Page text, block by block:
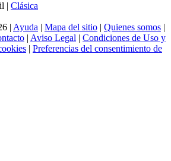
| Clásica
| Ayuda | Mapa del sitio | Quienes somos |
| Aviso Legal | Condiciones de Uso y
| Preferencias del consentimiento de